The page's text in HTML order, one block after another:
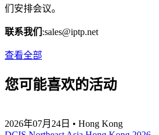
们安排会议。
联系我们 :sales iptp.net
查看全部
您可能喜欢的活动
2026年07月24日 • Hong Kong